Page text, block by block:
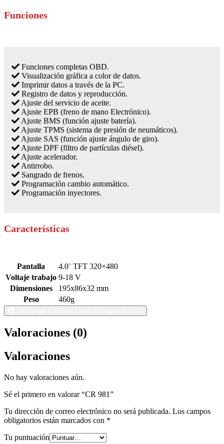
Funciones
Funciones completas OBD.
Visualización gráfica a color de datos.
Imprimir datos a través de la PC.
Registro de datos y reproducción.
Ajuste del servicio de aceite.
Ajuste EPB (freno de mano Electrónico).
Ajuste BMS (función ajuste batería).
Ajuste TPMS (sistema de presión de neumáticos).
Ajuste SAS (función ajuste ángulo de giro).
Ajuste DPF (filtro de partículas diésel).
Ajuste acelerador.
Antirrobo.
Sangrado de frenos.
Programación cambio automático.
Programación inyectores.
Características
Pantalla
4.0¨ TFT 320×480
Voltaje trabajo 9-18 V
Dimensiones
195x86x32 mm
Peso
460g
Valoraciones (0)
Valoraciones
No hay valoraciones aún.
Sé el primero en valorar “CR 981”
Tu dirección de correo electrónico no será publicada. Los campos
obligatorios están marcados con *
Tu puntuación